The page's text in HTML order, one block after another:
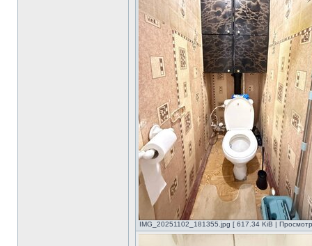
IMG_20251102_181355.jpg [ 617.34 KiB |